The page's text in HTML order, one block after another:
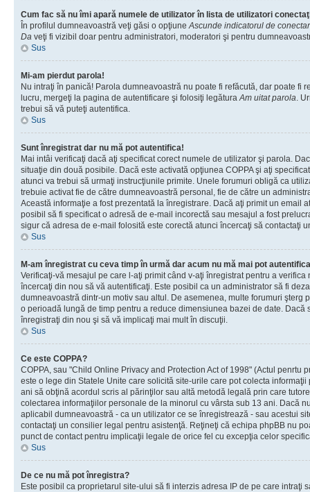
Cum fac să nu îmi apară numele de utilizator în lista de utilizatori
În profilul dumneavoastră veţi găsi o opţiuneAscunde indicatorul de
Da veţi fi vizibil doar pentru administratori, moderatori şi pentru
Sus
Mi-am pierdut parola!
Nu intraţi în panică! Parola dumneavoastră nu poate fi refăcută, dar poate fi
lucru, mergeţi la pagina de autentificare şi folosiţi legăturaAm uitat parola.
trebui să vă puteţi autentifica.
Sus
Sunt înregistrat dar nu mă pot autentifica!
Mai intâi verificaţi dacă aţi specificat corect numele de utilizator şi parola.
situaţie din două posibile. Dacă este activată opţiunea COPPA şi aţi
atunci va trebui să urmaţi instrucţiunile primite. Unele forumuri obligă ca
trebuie activat fie de către dumneavoastră personal, fie de către un
Această informaţie a fost prezentată la înregistrare. Dacă aţi primit un email
posibil să fi specificat o adresă de e-mail incorectă sau mesajul a fost
sigur că adresa de e-mail folosită este corectă atunci încercaţi să contactaţi
Sus
M-am înregistrat cu ceva timp în urmă dar acum nu mă mai pot
Verificaţi-vă mesajul pe care l-aţi primit când v-aţi înregistrat pentru a
încercaţi din nou să vă autentificaţi. Este posibil ca un administrator să fi
dumneavoastră dintr-un motiv sau altul. De asemenea, multe forumuri şterg
o perioadă lungă de timp pentru a reduce dimensiunea bazei de date. Dacă
înregistraţi din nou şi să vă implicaţi mai mult în discuţii.
Sus
Ce este COPPA?
COPPA, sau "Child Online Privacy and Protection Act of 1998" (Actul penrtu
este o lege din Statele Unite care solicită site-urile care pot colecta
ani să obţină acordul scris al părinţilor sau altă metodă legală prin care
colectarea informaţiilor personale de la minorul cu vârsta sub 13 ani. Dacă
aplicabil dumneavoastră - ca un utilizator ce se înregistrează - sau acestui
contactaţi un consilier legal pentru asistenţă. Reţineţi că echipa phpBB nu
punct de contact pentru implicaţii legale de orice fel cu excepţia celor
Sus
De ce nu mă pot înregistra?
Este posibil ca proprietarul site-ului să fi interzis adresa IP de pe care intraţi